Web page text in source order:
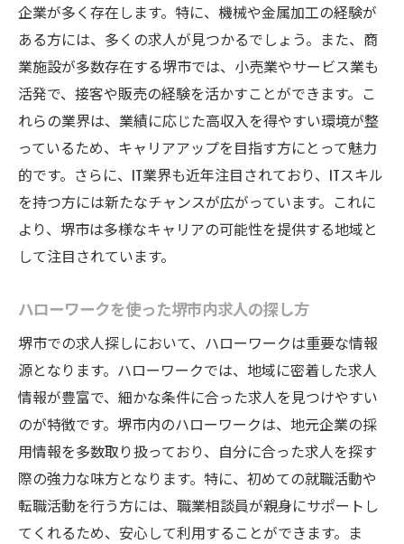
企業が多く存在します。特に、機械や金属加工の経験が
ある方には、多くの求人が見つかるでしょう。また、商
業施設が多数存在する堺市では、小売業やサービス業も
活発で、接客や販売の経験を活かすことができます。こ
れらの業界は、業績に応じた高収入を得やすい環境が整
っているため、キャリアアップを目指す方にとって魅力
的です。さらに、IT業界も近年注目されており、ITスキル
を持つ方には新たなチャンスが広がっています。これに
より、堺市は多様なキャリアの可能性を提供する地域と
して注目されています。
ハローワークを使った堺市内求人の探し方
堺市での求人探しにおいて、ハローワークは重要な情報
源となります。ハローワークでは、地域に密着した求人
情報が豊富で、細かな条件に合った求人を見つけやすい
のが特徴です。堺市内のハローワークは、地元企業の採
用情報を多数取り扱っており、自分に合った求人を探す
際の強力な味方となります。特に、初めての就職活動や
転職活動を行う方には、職業相談員が親身にサポートし
てくれるため、安心して利用することができます。ま